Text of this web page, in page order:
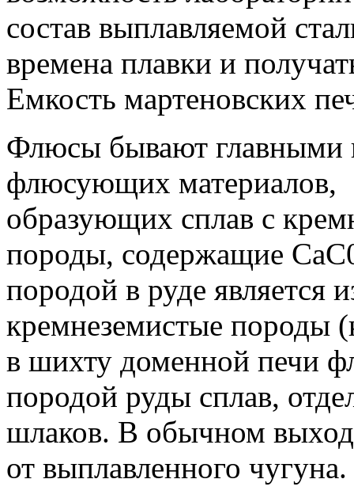
состав выплавляемой
времена плавки и
Емкость мартеновских
Флюсы бывают главными
флюсующих материалов,
образующих сплав с
породы, содержащие
породой в руде является
кремнеземистые породы
в шихту доменной печи
породой руды сплав,
шлаков. В обычном
от выплавленного чугуна.